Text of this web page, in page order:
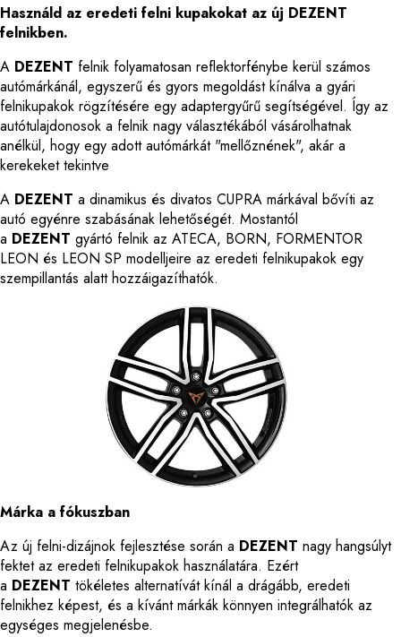
Használd az eredeti felni kupakokat az új DEZENT
felnikben.
A DEZENT felnik folyamatosan reflektorfénybe kerül számos
autómárkánál, egyszerű és gyors megoldást kínálva a gyári
felnikupakok rögzítésére egy adaptergyűrű segítségével. Így az
autótulajdonosok a felnik nagy választékából vásárolhatnak
anélkül, hogy egy adott autómárkát "mellőznének", akár a
kerekeket tekintve
A DEZENT a dinamikus és divatos CUPRA márkával bővíti az
autó egyénre szabásának lehetőségét. Mostantól
a DEZENT gyártó felnik az ATECA, BORN, FORMENTOR
LEON és LEON SP modelljeire az eredeti felnikupakok egy
szempillantás alatt hozzáigazíthatók.
Márka a fókuszban
Az új felni-dizájnok fejlesztése során a DEZENT nagy hangsúlyt
fektet az eredeti felnikupakok használatára. Ezért
a DEZENT tökéletes alternatívát kínál a drágább, eredeti
felnikhez képest, és a kívánt márkák könnyen integrálhatók az
egységes megjelenésbe.